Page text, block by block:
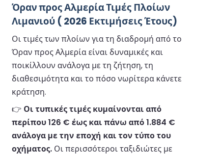
Όραν προς Αλμερία Τιμές Πλοίων
Λιμανιού ( 2026 Εκτιμήσεις Έτους)
Οι τιμές των πλοίων για τη διαδρομή από το
Όραν προς Αλμερία είναι δυναμικές και
ποικίλλουν ανάλογα με τη ζήτηση, τη
διαθεσιμότητα και το πόσο νωρίτερα κάνετε
κράτηση.
👉 Οι τυπικές τιμές κυμαίνονται από
περίπου 126 € έως και πάνω από 1.884 €
ανάλογα με την εποχή και τον τύπο του
οχήματος. Οι περισσότεροι ταξιδιώτες με